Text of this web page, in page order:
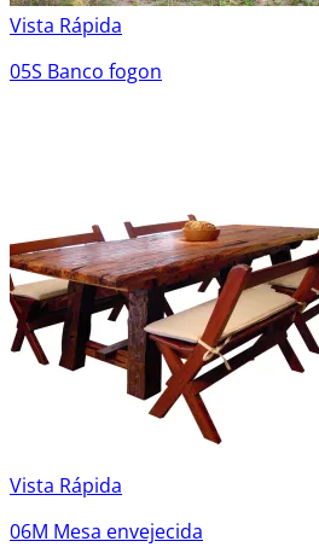
Vista Rápida
05S Banco fogon
Vista Rápida
06M Mesa envejecida